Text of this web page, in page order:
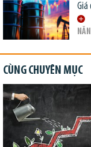
Giá
CÙNG CHUYÊN MỤC